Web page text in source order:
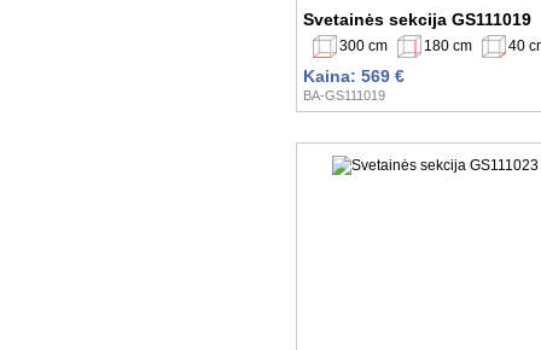
Svetainės sekcija GS111019
300 cm 180 cm 40
Kaina: 569 €
BA-GS111019